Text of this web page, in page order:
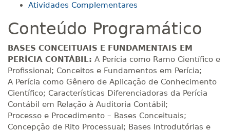
180 H 23dias 90dias
R$ 892,23
200 H 25dias 90dias
R$ 991,36
Matricular
220 H 28dias 90 dias
R$ 1.090,51
Matricular
Atividades Complementares
Conteúdo Programático
BASES CONCEITUAIS E FUNDAMENTAIS EM
PERÍCIA CONTÁBIL: A Perícia como Ramo Científico e
Profissional; Conceitos e Fundamentos em Perícia;
A Perícia como Gênero de Aplicação de Conhecimento
Científico; Características Diferenciadoras da Perícia
Contábil em Relação à Auditoria Contábil;
Processo e Procedimento – Bases Conceituais;
Concepção de Rito Processual; Bases Introdutórias e